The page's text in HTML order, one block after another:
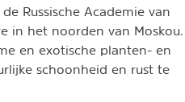
Russische Academie van
in het noorden van Moskou.
en exotische planten- en
schoonheid en rust te